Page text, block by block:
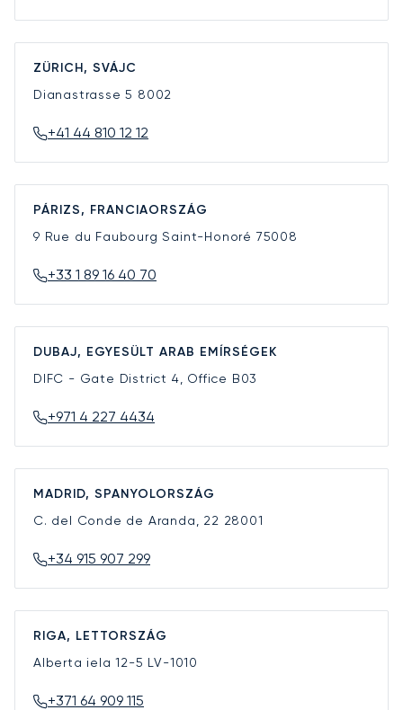
ZÜRICH, SVÁJC
Dianastrasse 5 8002
+41 44 810 12 12
PÁRIZS, FRANCIAORSZÁG
9 Rue du Faubourg Saint-Honoré 75008
+33 1 89 16 40 70
DUBAJ, EGYESÜLT ARAB EMÍRSÉGEK
DIFC - Gate District 4, Office B03
+971 4 227 4434
MADRID, SPANYOLORSZÁG
C. del Conde de Aranda, 22 28001
+34 915 907 299
RIGA, LETTORSZÁG
Alberta iela 12-5 LV-1010
+371 64 909 115